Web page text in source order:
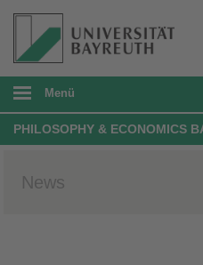
Menü
PHILOSOPHY & ECONOMICS
News